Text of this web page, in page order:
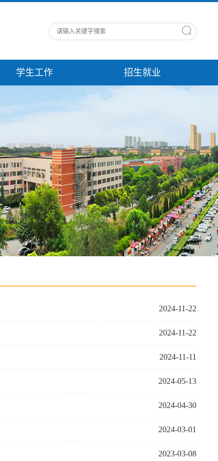
学生工作 招生就业
2024-11-22
2024-11-22
2024-11-11
2024-05-13
2024-04-30
2024-03-01
2023-03-08